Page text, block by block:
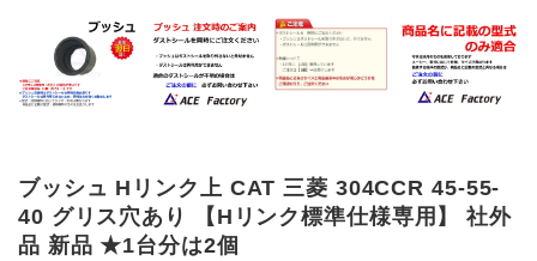
ブッシュ Hリンク上 CAT 三菱 304CCR 45-55-
40 グリス穴あり 【Hリンク標準仕様専用】 社外
品 新品 ★1台分は2個